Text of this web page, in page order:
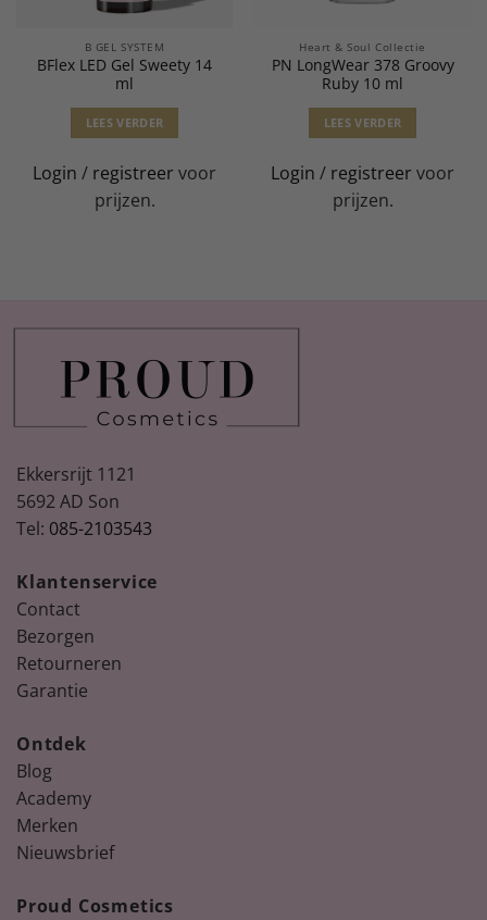
B GEL SYSTEM
BFlex LED Gel Sweety 14
ml
LEES VERDER
Login / registreer voor
prijzen.
Heart & Soul Collectie
PN LongWear 378 Groovy
Ruby 10 ml
LEES VERDER
Login / registreer voor
prijzen.
Ekkersrijt 1121
5692 AD Son
Tel: 085-2103543
Klantenservice
Contact
Bezorgen
Retourneren
Garantie
Ontdek
Blog
Academy
Merken
Nieuwsbrief
Proud Cosmetics